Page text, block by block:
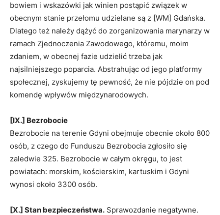
bowiem i wskazówki jak winien postąpić związek w
obecnym stanie przełomu udzielane są z [WM] Gdańska.
Dlatego też należy dążyć do zorganizowania marynarzy w
ramach Zjednoczenia Zawodowego, któremu, moim
zdaniem, w obecnej fazie udzielić trzeba jak
najsilniejszego poparcia. Abstrahując od jego platformy
społecznej, zyskujemy tę pewność, że nie pójdzie on pod
komendę wpływów międzynarodowych.
[IX.] Bezrobocie
Bezrobocie na terenie Gdyni obejmuje obecnie około 800
osób, z czego do Funduszu Bezrobocia zgłosiło się
zaledwie 325. Bezrobocie w całym okręgu, to jest
powiatach: morskim, kościerskim, kartuskim i Gdyni
wynosi około 3300 osób.
[X.] Stan bezpieczeństwa. Sprawozdanie negatywne.